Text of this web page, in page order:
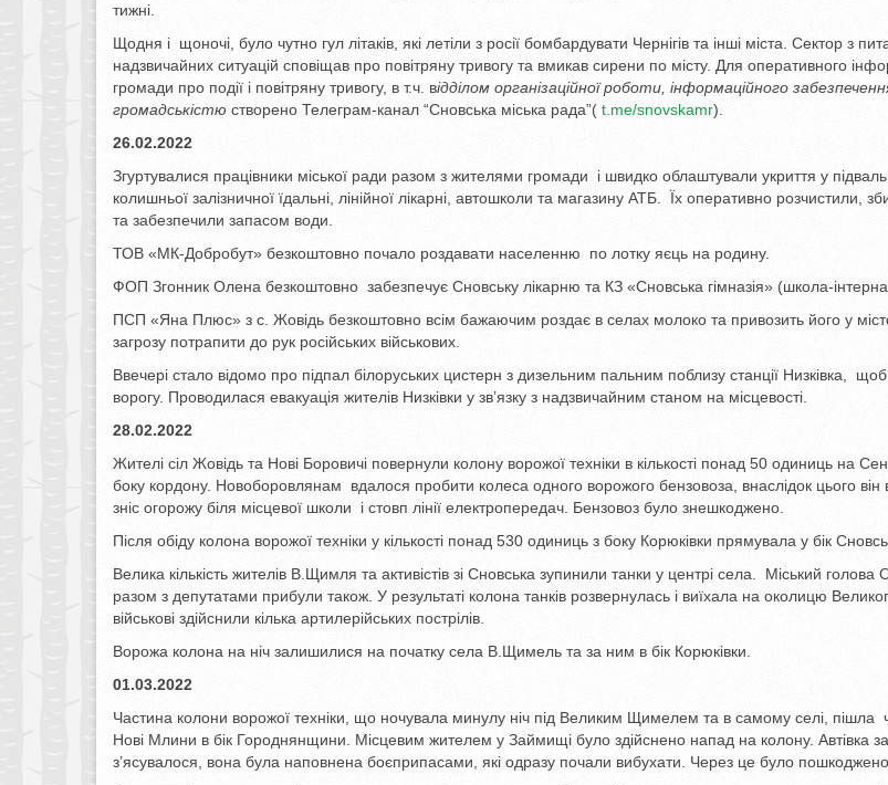
тижні.
Щодня і щоночі, було чутно гул літаків, які летіли з росії бомбардувати Чернігів та інші міста. Сектор з
надзвичайних ситуацій сповіщав про повітряну тривогу та вмикав сирени по місту. Для оперативного
громади про події і повітряну тривогу, в т.ч. відділом організаційної роботи, інформаційного
громадськістю створено Телеграм-канал “Сновська міська рада”( t.me/snovskamr).
26.02.2022
Згуртувалися працівники міської ради разом з жителями громади і швидко облаштували укриття у
колишньої залізничної їдальні, лінійної лікарні, автошколи та магазину АТБ. Їх оперативно розчистили,
та забезпечили запасом води.
ТОВ «МК-Добробут» безкоштовно почало роздавати населенню по лотку яєць на родину.
ФОП Згонник Олена безкоштовно забезпечує Сновську лікарню та КЗ «Сновська гімназія» (школа-
ПСП «Яна Плюс» з с. Жовідь безкоштовно всім бажаючим роздає в селах молоко та привозить його у
загрозу потрапити до рук російських військових.
Ввечері стало відомо про підпал білоруських цистерн з дизельним пальним поблизу станції Низківка,
ворогу. Проводилася евакуація жителів Низківки у зв’язку з надзвичайним станом на місцевості.
28.02.2022
Жителі сіл Жовідь та Нові Боровичі повернули колону ворожої техніки в кількості понад 50 одиниць на
боку кордону. Новоборовлянам вдалося пробити колеса одного ворожого бензовоза, внаслідок цього він
зніс огорожу біля місцевої школи і стовп лінії електропередач. Бензовоз було знешкоджено.
Після обіду колона ворожої техніки у кількості понад 530 одиниць з боку Корюківки прямувала у бік
Велика кількість жителів В.Щимля та активістів зі Сновська зупинили танки у центрі села. Міський
разом з депутатами прибули також. У результаті колона танків розвернулась і виїхала на околицю
військові здійснили кілька артилерійських пострілів.
Ворожа колона на ніч залишилися на початку села В.Щимель та за ним в бік Корюківки.
01.03.2022
Частина колони ворожої техніки, що ночувала минулу ніч під Великим Щимелем та в самому селі,
Нові Млини в бік Городнянщини. Місцевим жителем у Займищі було здійснено напад на колону. Автівка
з’ясувалося, вона була наповнена боєприпасами, які одразу почали вибухати. Через це було пошкоджено